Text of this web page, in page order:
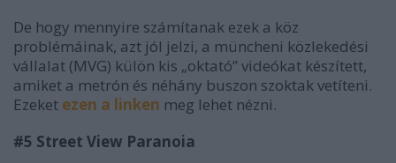
De hogy mennyire számítanak ezek a köz
problémáinak, azt jól jelzi, a müncheni közlekedési
vállalat (MVG) külön kis „oktató” videókat készített,
amiket a metrón és néhány buszon szoktak vetíteni.
Ezeket ezen a linken meg lehet nézni.
#5 Street View Paranoia